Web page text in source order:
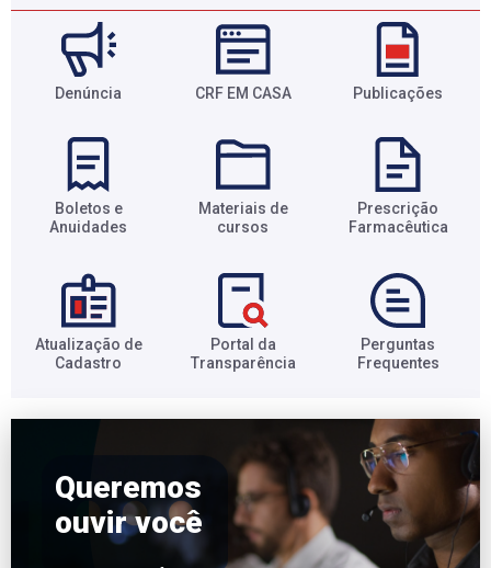
Denúncia CRF EM CASA Publicações
Boletos e
Anuidades​
Materiais de
cursos​
Prescrição
Farmacêutica​
Atualização de
Cadastro​
Portal da
Transparência​
Perguntas
Frequentes​
Queremos
ouvir você